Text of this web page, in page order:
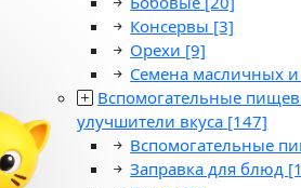
Консервы [3]
Орехи [9]
Семена масличных и
Вспомогательные
улучшители вкуса [147]
Вспомогательные
Заправка для блюд